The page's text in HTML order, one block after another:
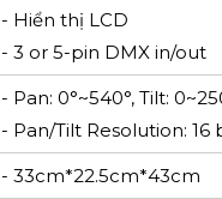
- Hiển thị LCD
- 3 or 5-pin DMX in/out
- Pan: 0°~540°, Tilt:
- Pan/Tilt Resolution: 16
- 33cm*22.5cm*43cm